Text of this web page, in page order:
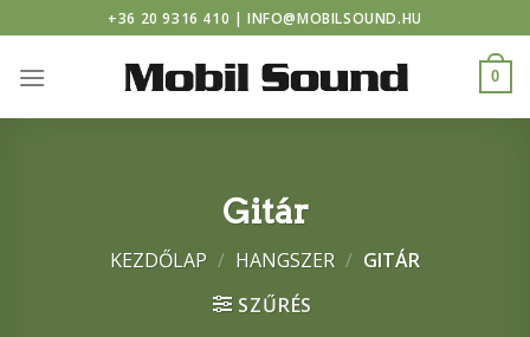
to
content
+36 20 9316 410 | INFO@MOBILSOUND.HU
0
Gitár
KEZDŐLAP / HANGSZER / GITÁR
SZŰRÉS